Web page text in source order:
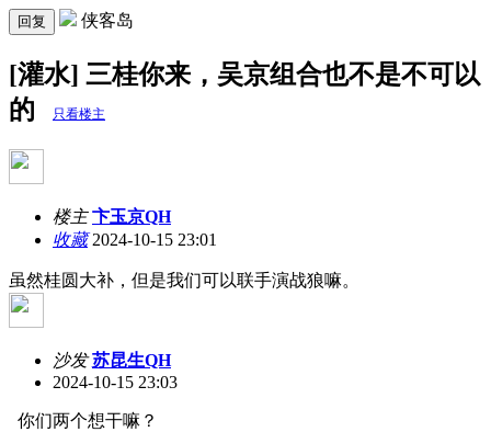
回复 侠客岛
[灌水] 三桂你来，吴京组合也不是不可以
的
只看楼主
楼主 卞玉京QH
收藏2024-10-15 23:01
虽然桂圆大补，但是我们可以联手演战狼嘛。
沙发 苏昆生QH
2024-10-15 23:03
你们两个想干嘛？